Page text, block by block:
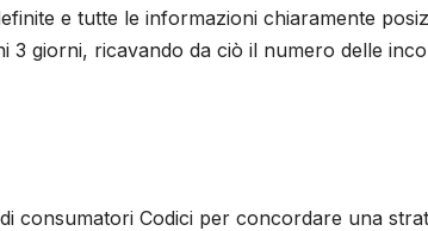
e tutte le informazioni chiaramente
giorni, ricavando da ciò il numero delle
consumatori Codici per concordare una